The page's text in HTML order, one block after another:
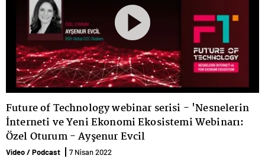
Future of Technology webinar serisi - 'Nesnelerin
İnterneti ve Yeni Ekonomi Ekosistemi Webinarı:
Özel Oturum - Ayşenur Evcil
Video / Podcast 7 Nisan 2022